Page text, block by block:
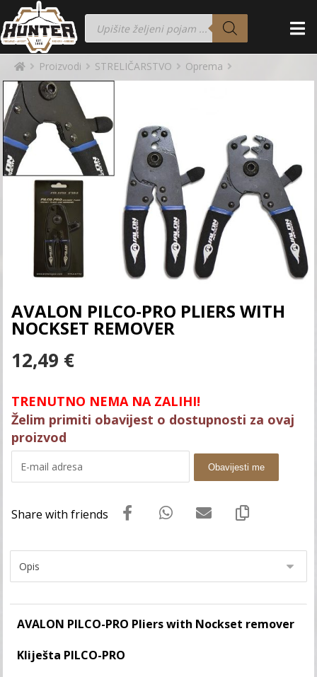
Proizvodi STRELIČARSTVO Oprema
AVALON PILCO-PRO PLIERS WITH
NOCKSET REMOVER
12,49 €
TRENUTNO NEMA NA ZALIHI!
Želim primiti obavijest o dostupnosti za ovaj
proizvod
Obavijesti me
AVALON PILCO-PRO Pliers with Nockset remover
Kliješta PILCO-PRO